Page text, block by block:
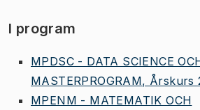
I program
MPDSC - DATA SCIENCE
MASTERPROGRAM, Årskurs
MPENM - MATEMATIK OCH